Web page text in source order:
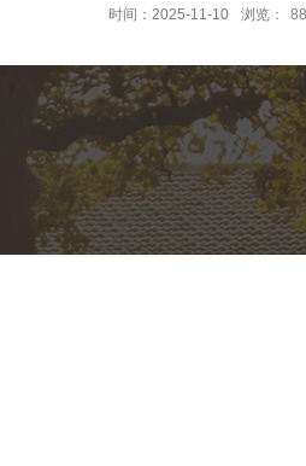
时间：2025-11-10 浏览： 88